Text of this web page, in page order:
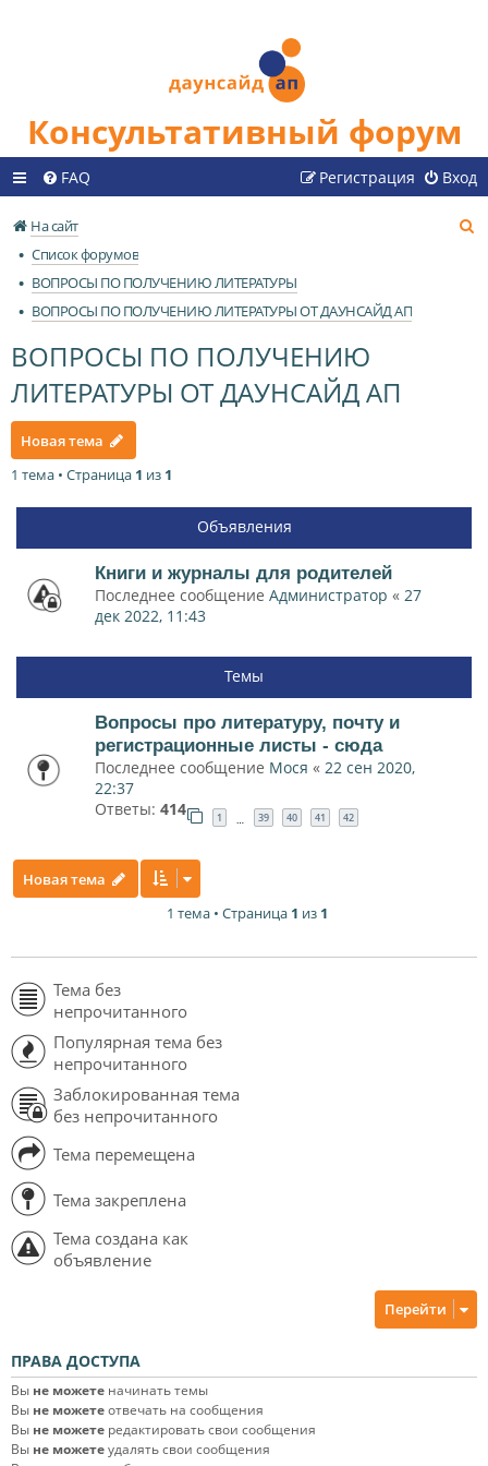
Консультативный форум
FAQ Вход
Регистрация
На сайт
Список форумов
ВОПРОСЫ ПО ПОЛУЧЕНИЮ ЛИТЕРАТУРЫ
ВОПРОСЫ ПО ПОЛУЧЕНИЮ ЛИТЕРАТУРЫ ОТ ДАУНСАЙД АП
ВОПРОСЫ ПО ПОЛУЧЕНИЮ
ЛИТЕРАТУРЫ ОТ ДАУНСАЙД АП
Новая тема
1 тема • Страница 1 из 1
Объявления
Книги и журналы для родителей
Последнее сообщение Администратор « 27
дек 2022, 11:43
Темы
Вопросы про литературу, почту и
регистрационные листы - сюда
Последнее сообщение Мося « 22 сен 2020,
22:37
Ответы: 414 1 … 39 40 41 42
Новая тема
1 тема • Страница 1 из 1
Тема без
непрочитанного
Популярная тема без
непрочитанного
Заблокированная тема
без непрочитанного
Тема перемещена
Тема закреплена
Тема создана как
объявление
Перейти
ПРАВА ДОСТУПА
Вы не можете начинать темы
Вы не можетеотвечать на сообщения
Вы не можете редактировать свои сообщения
Вы не можетеудалять свои сообщения